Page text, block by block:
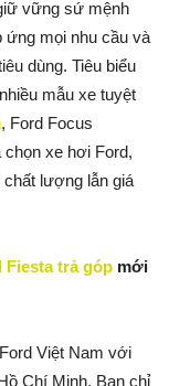
vững sứ mệnh
ứng mọi nhu cầu và
dùng. Tiêu biểu
mẫu xe tuyệt
, Ford Focus
xe hơi Ford,
chất lượng lẫn giá
Fiesta trả góp mới
Việt Nam với
Chí Minh. Bạn chỉ